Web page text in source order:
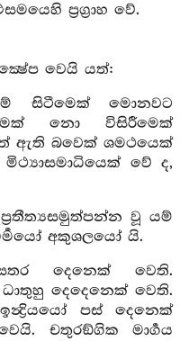
ප්‍රග්‍රාහ වේ.
වෙයි යත්:
සිටීමෙක් මොනවට
නො විසිරීමෙක්
ඇති බවෙක් ශමථයෙක්
මිථ්‍යාසමාධියෙක් වේ ද,
වූ යම්
අකුශලයෝ යි.
දෙනෙක් වෙති.
දෙදෙනෙක් වෙති.
පස් දෙනෙක්
චතුරඞ්ගික මාර්‍ගය